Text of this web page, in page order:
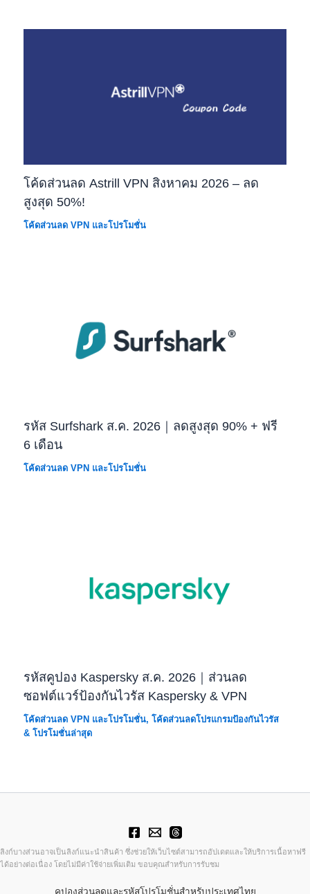
โค้ดส่วนลด Astrill VPN สิงหาคม 2026 – ลด
สูงสุด 50%!
โค้ดส่วนลด VPN และโปรโมชั่น
รหัส Surfshark ส.ค. 2026｜ลดสูงสุด 90% + ฟรี
6 เดือน
โค้ดส่วนลด VPN และโปรโมชั่น
รหัสคูปอง Kaspersky ส.ค. 2026｜ส่วนลด
ซอฟต์แวร์ป้องกันไวรัส Kaspersky & VPN
โค้ดส่วนลด VPN และโปรโมชั่น,โค้ดส่วนลดโปรแกรมป้องกันไวรัส
& โปรโมชั่นล่าสุด
ลิงก์บางส่วนอาจเป็นลิงก์แนะนำสินค้า ซึ่งช่วยให้เว็บไซต์สามารถอัปเดตและให้บริการเนื้อหาฟรี
ได้อย่างต่อเนื่อง โดยไม่มีค่าใช้จ่ายเพิ่มเติม ขอบคุณสำหรับการรับชม
คูปองส่วนลดและรหัสโปรโมชั่นสำหรับประเทศไทย